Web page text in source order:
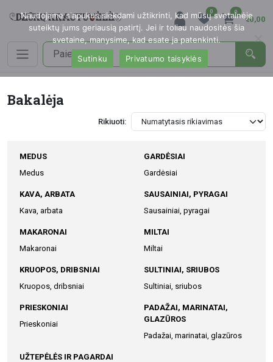
0 0
€0,00
Bakalėja
Rikiuoti:
MEDUS
Medus
GARDĖSIAI
Gardėsiai
KAVA, ARBATA
Kava, arbata
SAUSAINIAI, PYRAGAI
Sausainiai, pyragai
MAKARONAI
Makaronai
MILTAI
Miltai
KRUOPOS, DRIBSNIAI
Kruopos, dribsniai
SULTINIAI, SRIUBOS
Sultiniai, sriubos
PRIESKONIAI
Prieskoniai
PADAŽAI, MARINATAI,
GLAZŪROS
Padažai, marinatai, glazūros
UŽTEPĖLĖS IR PAGARDAI
Naudojame slapukus siekdami užtikrinti, kad mūsų svetainėje
suteiktų jums geriausią patirtį. Jei ir toliau naudositės šia
svetaine, manysime, kad esate ja patenkinti.
Sutinku
Privatumo taisyklės